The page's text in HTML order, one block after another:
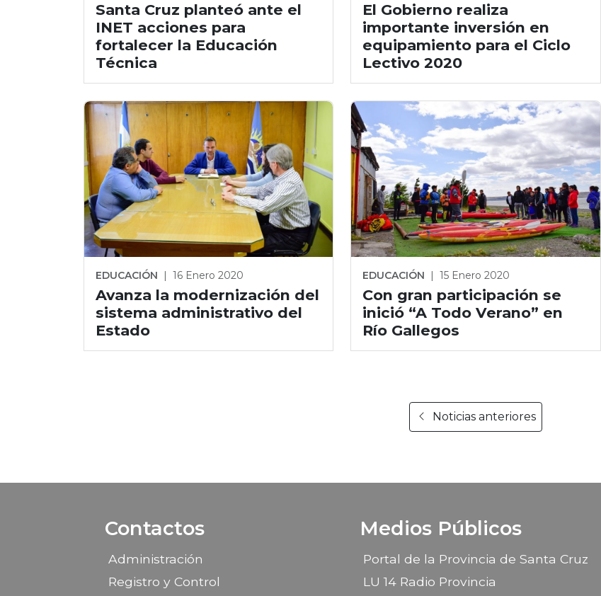
Santa Cruz planteó ante el
INET acciones para
fortalecer la Educación
Técnica
El Gobierno realiza
importante inversión en
equipamiento para el Ciclo
Lectivo 2020
EDUCACIÓN | 16 Enero 2020
Avanza la modernización del
sistema administrativo del
Estado
EDUCACIÓN | 15 Enero 2020
Con gran participación se
inició “A Todo Verano” en
Río Gallegos
Noticias anteriores
Contactos
Administración
Registro y Control
Medios Públicos
Portal de la Provincia de Santa Cruz
LU 14 Radio Provincia